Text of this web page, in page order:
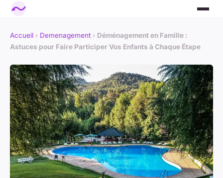
Accueil › Demenagement › Déménagement en Famille :
Astuces pour Faire Participer Vos Enfants à Chaque Étape